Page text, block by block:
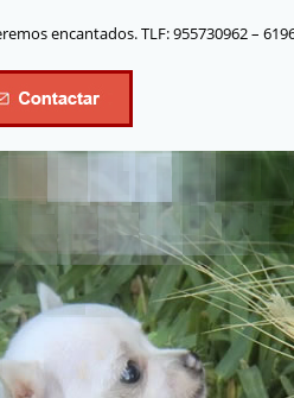
encantados. TLF: 955730962 –